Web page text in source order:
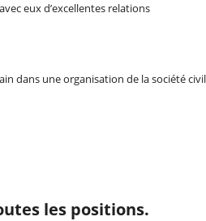
eux d’excellentes relations
dans une organisation de la société
les positions.